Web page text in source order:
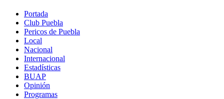
Portada
Club Puebla
Pericos de Puebla
Local
Nacional
Internacional
Estadísticas
BUAP
Opinión
Programas